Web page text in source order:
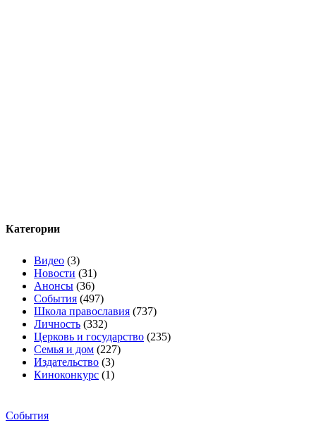
Категории
Видео (3)
Новости (31)
Анонсы (36)
События (497)
Школа православия (737)
Личность (332)
Церковь и государство (235)
Семья и дом (227)
Издательство (3)
Киноконкурс (1)
События